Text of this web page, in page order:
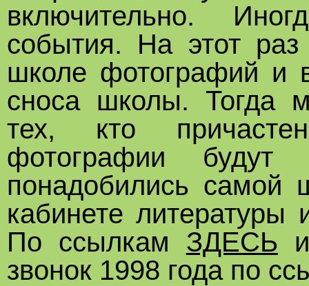
включительно.
события. На этот
школе фотографий и
сноса школы. Тогда
тех, кто
фотографии
понадобились самой
кабинете
По ссылкам ЗДЕСЬ
звонок 1998 года по